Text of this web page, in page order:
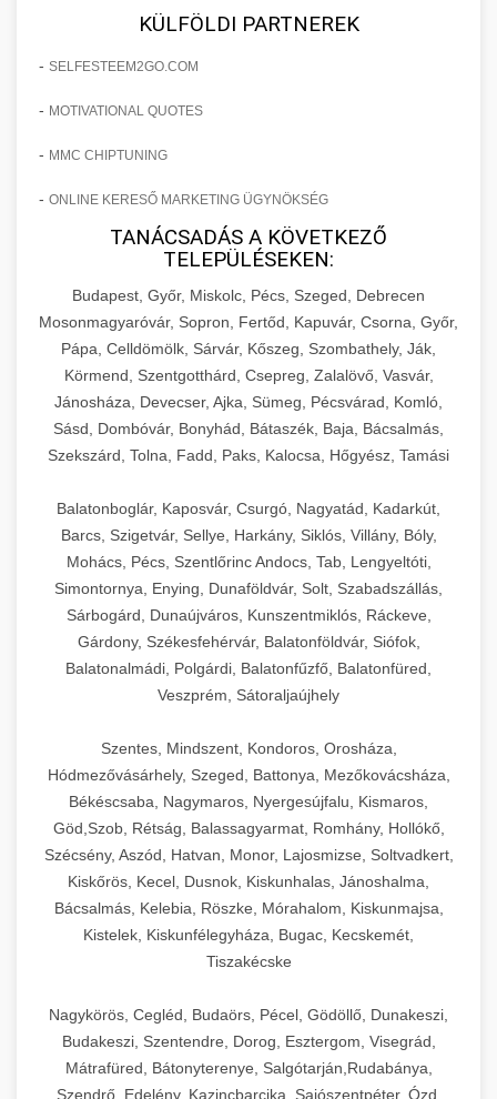
KÜLFÖLDI PARTNEREK
- SELFESTEEM2GO.COM
- MOTIVATIONAL QUOTES
- MMC CHIPTUNING
- ONLINE KERESŐ MARKETING ÜGYNÖKSÉG
TANÁCSADÁS A KÖVETKEZŐ
TELEPÜLÉSEKEN:
Budapest, Győr, Miskolc, Pécs, Szeged, Debrecen
Mosonmagyaróvár, Sopron, Fertőd, Kapuvár, Csorna, Győr,
Pápa, Celldömölk, Sárvár, Kőszeg, Szombathely, Ják,
Körmend, Szentgotthárd, Csepreg, Zalalövő, Vasvár,
Jánosháza, Devecser, Ajka, Sümeg, Pécsvárad, Komló,
Sásd, Dombóvár, Bonyhád, Bátaszék, Baja, Bácsalmás,
Szekszárd, Tolna, Fadd, Paks, Kalocsa, Hőgyész, Tamási
Balatonboglár, Kaposvár, Csurgó, Nagyatád, Kadarkút,
Barcs, Szigetvár, Sellye, Harkány, Siklós, Villány, Bóly,
Mohács, Pécs, Szentlőrinc Andocs, Tab, Lengyeltóti,
Simontornya, Enying, Dunaföldvár, Solt, Szabadszállás,
Sárbogárd, Dunaújváros, Kunszentmiklós, Ráckeve,
Gárdony, Székesfehérvár, Balatonföldvár, Siófok,
Balatonalmádi, Polgárdi, Balatonfűzfő, Balatonfüred,
Veszprém, Sátoraljaújhely
Szentes, Mindszent, Kondoros, Orosháza,
Hódmezővásárhely, Szeged, Battonya, Mezőkovácsháza,
Békéscsaba, Nagymaros, Nyergesújfalu, Kismaros,
Göd,Szob, Rétság, Balassagyarmat, Romhány, Hollókő,
Szécsény, Aszód, Hatvan, Monor, Lajosmizse, Soltvadkert,
Kiskőrös, Kecel, Dusnok, Kiskunhalas, Jánoshalma,
Bácsalmás, Kelebia, Röszke, Mórahalom, Kiskunmajsa,
Kistelek, Kiskunfélegyháza, Bugac, Kecskemét,
Tiszakécske
Nagykörös, Cegléd, Budaörs, Pécel, Gödöllő, Dunakeszi,
Budakeszi, Szentendre, Dorog, Esztergom, Visegrád,
Mátrafüred, Bátonyterenye, Salgótarján,Rudabánya,
Szendrő, Edelény, Kazincbarcika, Sajószentpéter, Ózd,